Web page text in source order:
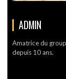
ADMIN
Amatrice du
depuis 10 ans.